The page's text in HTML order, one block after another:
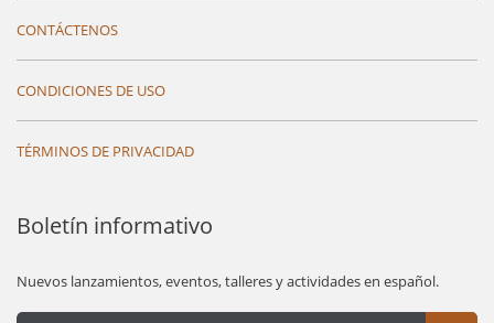
CONTÁCTENOS
CONDICIONES DE USO
TÉRMINOS DE PRIVACIDAD
Boletín informativo
Nuevos lanzamientos, eventos, talleres y actividades en español.